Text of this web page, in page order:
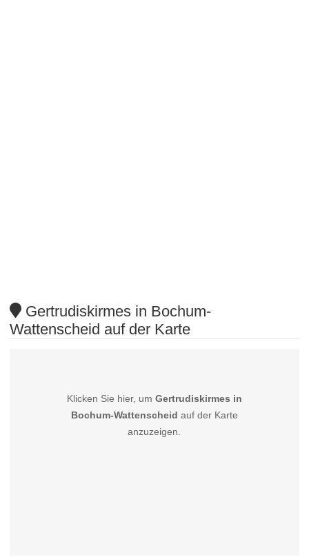
Gertrudiskirmes in Bochum-
Wattenscheid auf der Karte
Klicken Sie hier, um Gertrudiskirmes in
Bochum-Wattenscheid auf der Karte
anzuzeigen.